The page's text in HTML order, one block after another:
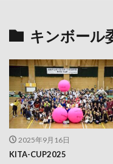
キンボール
2025年9月16日
KITA-CUP2025